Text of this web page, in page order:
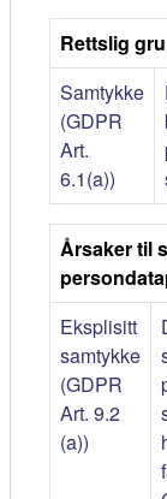
Rettslig
Samtykke
(GDPR
Art.
6.1(a))
Årsaker til
Eksplisitt
samtykke
(GDPR
Art. 9.2
(a))